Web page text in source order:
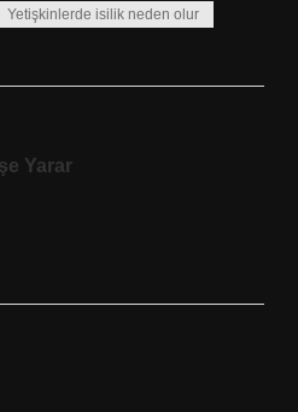
Yetişkinlerde isilik neden olur
Yarar